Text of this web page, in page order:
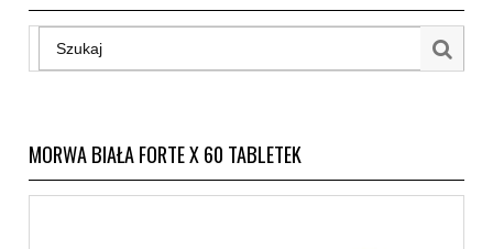
MORWA BIAŁA FORTE X 60 TABLETEK